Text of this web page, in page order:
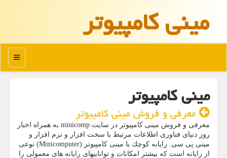
مینی كامپیوتر
منو
مینی کامپیوتر
معرفی و فروش مینی کامپیوتر
معرفی و فروش مینی كامپیوتر در سایت minicomp به همراه اخبار
روز دنیای فناوری اطلاعات مرتبط با سخت افزار و نرم افزار و
مینی پی سی. رایانه كوچك یا مینی كامپیوتر (Minicomputer) نوعی
از رایانه است كه بیشتر امكانات و تواناییهای رایانه های معمولی را